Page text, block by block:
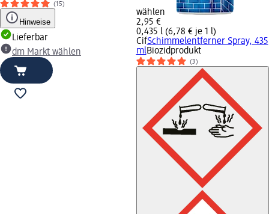
(15)
Hinweise
Lieferbar
dm Markt wählen
wählen
2,95 €
0,435 l (6,78 € je 1 l)
CifSchimmelentferner Spray, 435
mlBiozidprodukt
(3)